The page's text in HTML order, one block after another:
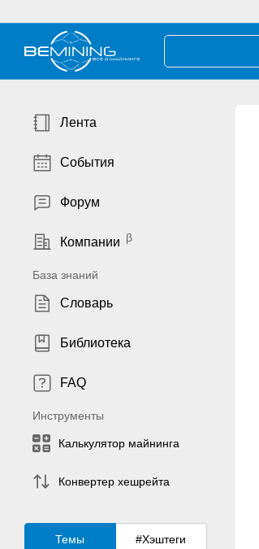
Лента
События
Форум
Компании
База знаний
Словарь
Библиотека
FAQ
Инструменты
Калькулятор майнинга
Конвертер хешрейта
Темы #Хэштеги